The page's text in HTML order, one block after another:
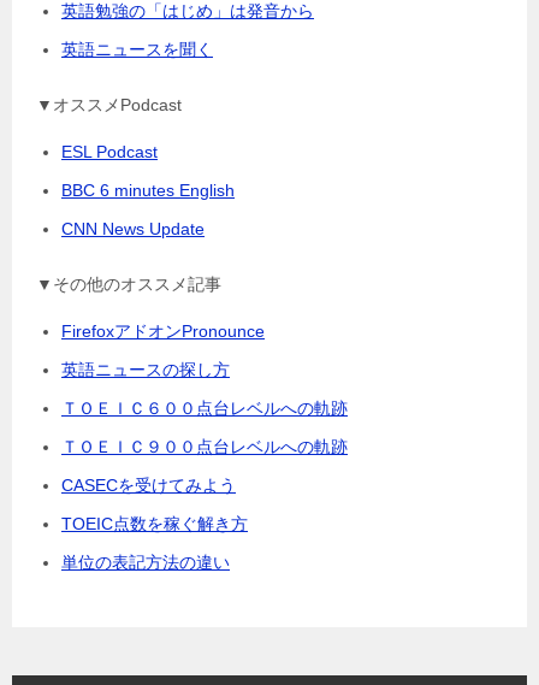
英語勉強の「はじめ」は発音から
英語ニュースを聞く
▼オススメPodcast
ESL Podcast
BBC 6 minutes English
CNN News Update
▼その他のオススメ記事
FirefoxアドオンPronounce
英語ニュースの探し方
ＴＯＥＩＣ６００点台レベルへの軌跡
ＴＯＥＩＣ９００点台レベルへの軌跡
CASECを受けてみよう
TOEIC点数を稼ぐ解き方
単位の表記方法の違い